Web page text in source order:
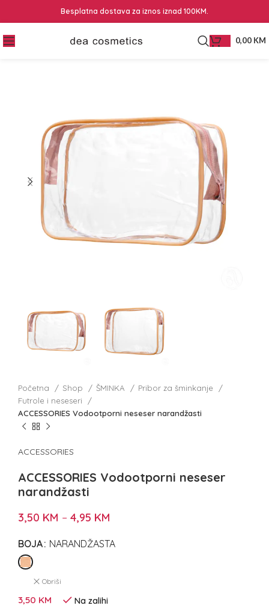
Besplatna dostava za iznos iznad 100KM.
0,00 KM
Početna Shop ŠMINKA
Pribor za šminkanje
Futrole i neseseri
ACCESSORIES Vodootporni neseser narandžasti
ACCESSORIES
ACCESSORIES Vodootporni neseser
narandžasti
3,50 KM – 4,95 KM
BOJA NARANDŽASTA
Obriši
3,50 KM Na zalihi